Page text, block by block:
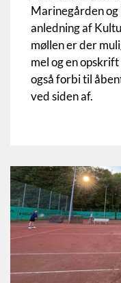
Marinegården
anledning af
møllen er der
mel og en
også forbi til
ved siden af.